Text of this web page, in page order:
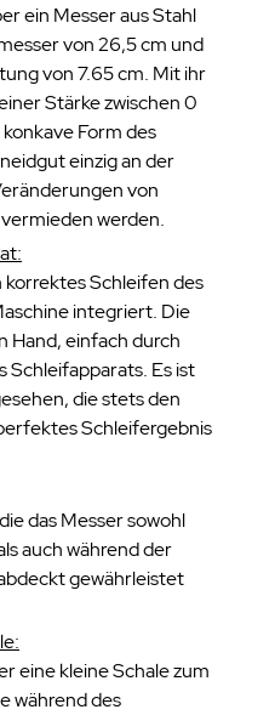
ein Messer aus Stahl
von 26,5 cm und
von 7.65 cm. Mit ihr
Stärke zwischen 0
Form des
einzig an der
von
werden.
Schleifen des
integriert. Die
Hand, einfach durch
Schleifapparats. Es ist
die stets den
Schleifergebnis
das Messer sowohl
auch während der
gewährleistet
eine kleine Schale zum
während des